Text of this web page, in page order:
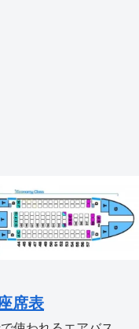
席表